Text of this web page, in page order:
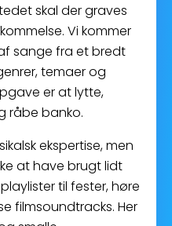
skal der graves
Vi kommer
sange fra et bredt
temaer og
er at lytte,
råbe banko.
ekspertise, men
at have brugt lidt
til fester, høre
filmsoundtracks. Her